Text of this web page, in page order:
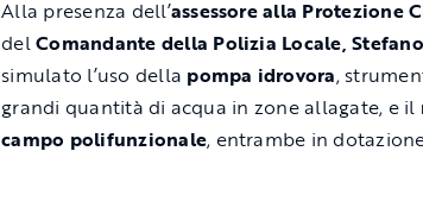
Alla presenza dell’assessore alla Protezione
delComandante della Polizia Locale,
simulato l’uso della pompa idrovora,
grandi quantità di acqua in zone allagate, e il
campo polifunzionale, entrambe in